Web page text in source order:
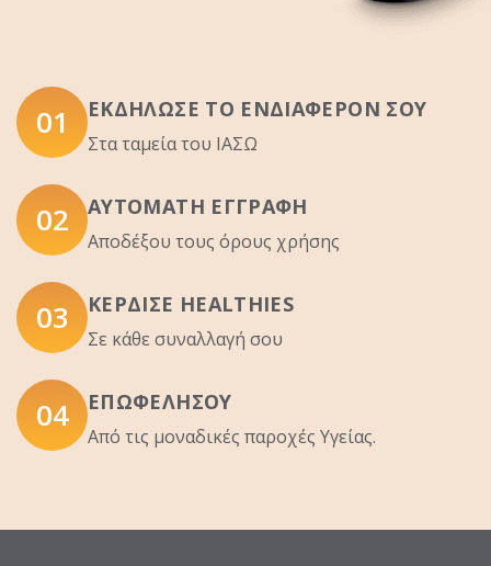
01 ΕΚΔΉΛΩΣΕ ΤΟ ΕΝΔΙΑΦΈΡΟΝ ΣΟΥ
Στα ταμεία του ΙΑΣΩ
02 ΑΥΤΌΜΑΤΗ ΕΓΓΡΑΦΉ
Αποδέξου τους όρους χρήσης
03 ΚΈΡΔΙΣΕ HEALTHIES
Σε κάθε συναλλαγή σου
04 ΕΠΩΦΕΛΉΣΟΥ
Από τις μοναδικές παροχές Υγείας.